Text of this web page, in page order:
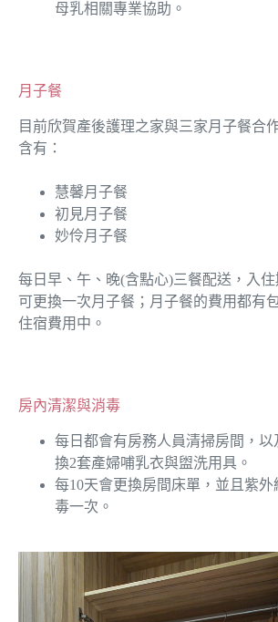
母乳相關專業協助。
月子餐
目前欣賀產後護理之家與三家月子餐合
含有：
慧馨月子餐
初見月子餐
妙伶月子餐
每日早、午、晚(含點心)三餐配送，入住
可更換一次月子餐；月子餐的費用都有
住宿費用中。
房內清潔與消毒
每日都會有房務人員清掃房間，以
換2套產婦哺乳衣與盥洗用具。
每10天會更換房間床單，並且紫外
毒一次。